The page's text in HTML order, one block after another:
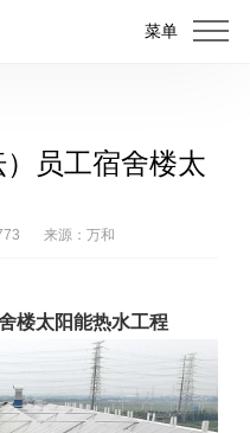
菜单
员工宿舍楼太
来源：万和
楼太阳能热水工程